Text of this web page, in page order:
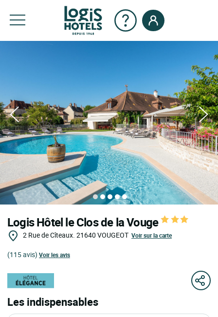
Logis Hôtel le Clos de la Vouge
2 Rue de Cîteaux. 21640 VOUGEOT Voir sur la carte
(115 avis) Voir les avis
Les indispensables